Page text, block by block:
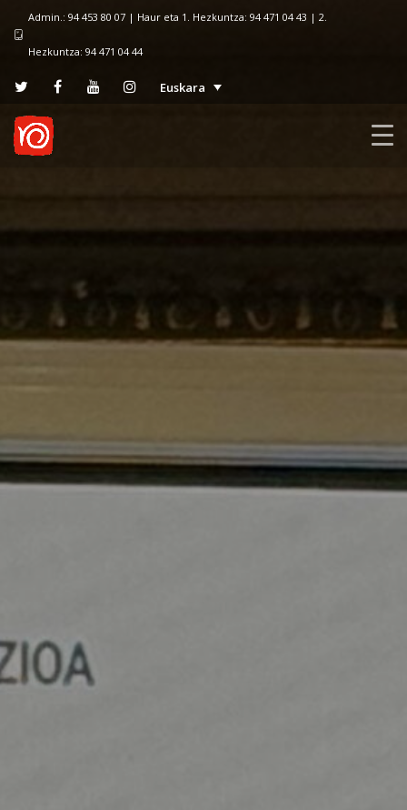
Admin.: 94 453 80 07 | Haur eta 1. Hezkuntza: 94 471 04 43 | 2.
Hezkuntza: 94 471 04 44
Euskara